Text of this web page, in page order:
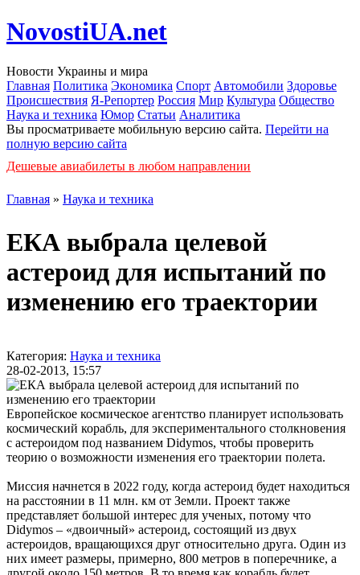
NovostiUA.net
Новости Украины и мира
Главная Политика Экономика Спорт Автомобили Здоровье
Происшествия Я-Репортер Россия Мир Культура Общество
Наука и техника Юмор Статьи Аналитика
Вы просматриваете мобильную версию сайта. Перейти на
полную версию сайта
Дешевые авиабилеты в любом направлении
Главная » Наука и техника
ЕКА выбрала целевой
астероид для испытаний по
изменению его траектории
Категория: Наука и техника
28-02-2013, 15:57
Европейское космическое агентство планирует использовать
космический корабль, для экспериментального столкновения
с астероидом под названием Didymos, чтобы проверить
теорию о возможности изменения его траектории полета.
Миссия начнется в 2022 году, когда астероид будет находиться
на расстоянии в 11 млн. км от Земли. Проект также
представляет большой интерес для ученых, потому что
Didymos – «двоичный» астероид, состоящий из двух
астероидов, вращающихся друг относительно друга. Один из
них имеет размеры, примерно, 800 метров в поперечнике, а